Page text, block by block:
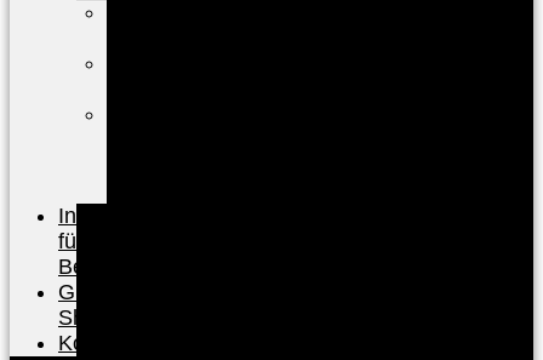
Infos
für
Betriebe
Gutschein-
Shop
Kontakt